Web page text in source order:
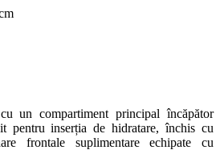
un compartiment principal încăpător
pentru inserția de hidratare, închis cu
frontale suplimentare echipate cu